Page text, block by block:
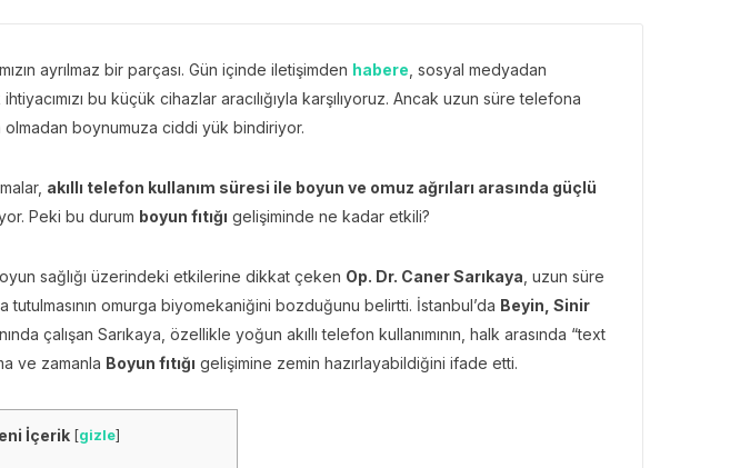
ayrılmaz bir parçası. Gün içinde iletişimden habere , sosyal medyadan
bu küçük cihazlar aracılığıyla karşılıyoruz. Ancak uzun süre telefona
boynumuza ciddi yük bindiriyor.
akıllı telefon kullanım süresi ile boyun ve omuz ağrıları arasında güçlü
Peki bu durum boyun fıtığı gelişiminde ne kadar etkili?
sağlığı üzerindeki etkilerine dikkat çeken Op. Dr. Caner Sarıkaya , uzun süre
omurga biyomekaniğini bozduğunu belirtti. İstanbul’da Beyin, Sinir
çalışan Sarıkaya, özellikle yoğun akıllı telefon kullanımının, halk arasında “text
ve zamanla Boyun fıtığı gelişimine zemin hazırlayabildiğini ifade etti.
İçerik [gizle]